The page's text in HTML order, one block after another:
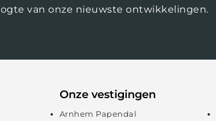
van onze nieuwste ontwikkelingen.
Onze vestigingen
Arnhem Papendal